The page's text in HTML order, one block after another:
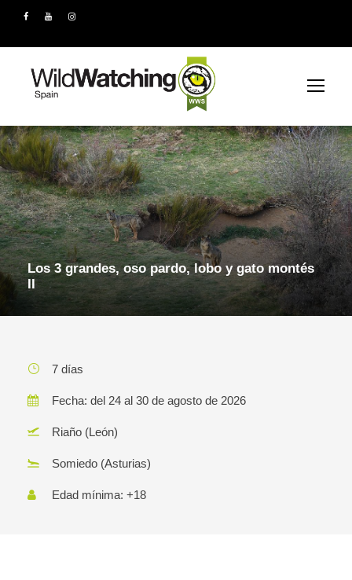
Los 3 grandes, oso pardo, lobo y gato montés
II
7 días
Fecha: del 24 al 30 de agosto de 2026
Riaño (León)
Somiedo (Asturias)
Edad mínima: +18